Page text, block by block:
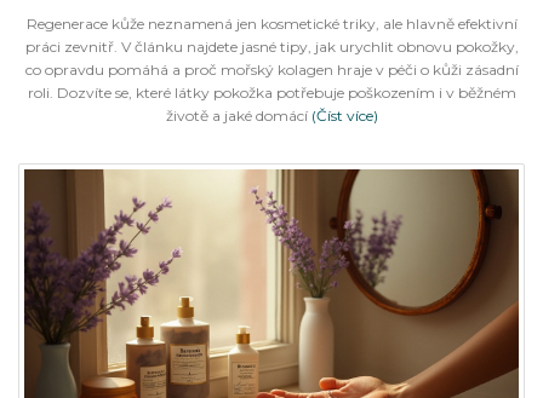
Regenerace kůže neznamená jen kosmetické triky, ale hlavně efektivní
práci zevnitř. V článku najdete jasné tipy, jak urychlit obnovu pokožky,
co opravdu pomáhá a proč mořský kolagen hraje v péči o kůži zásadní
roli. Dozvíte se, které látky pokožka potřebuje poškozením i v běžném
životě a jaké domácí (Číst více)